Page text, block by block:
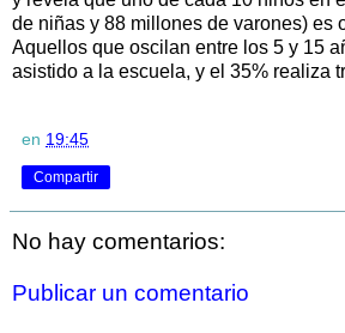
de niñas y 88 millones de varones) es
Aquellos que oscilan entre los 5 y 15
asistido a la escuela, y el 35% realiza
en 19:45
Compartir
No hay comentarios:
Publicar un comentario